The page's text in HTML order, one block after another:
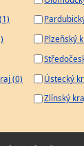
(0)
Plzeňský
Ústecký
Zlínský